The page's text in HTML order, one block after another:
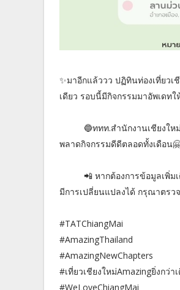
✨มาอีกแล้ววว ปฏิทินท่องเที่ยว
เดียว รอบนี้มีกิจกรรมมาอัพเดท
🔵ททท.สำนักงานเชียงใหม่จึง
พลาดกิจกรรมดีดีตลอดทั้งเดือน
📲 หากต้องการข้อมูลเพิ่มเติ
มีการเปลี่ยนแปลงได้ กรุณาตร
#TATChiangMai
#AmazingThailand
#AmazingNewChapters
#เที่ยวเชียงใหม่Amazingยิ่งกว่า
#WeLoveChiangMai